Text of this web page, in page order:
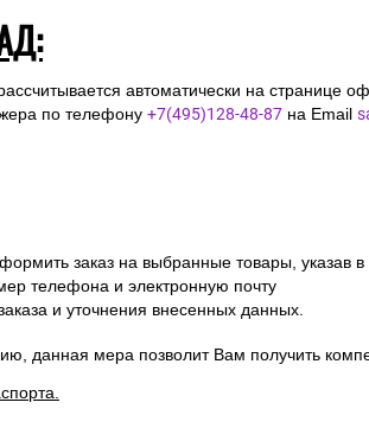
автоматически на странице
по телефону +7(495)128-48-87 на Email
заказ на выбранные товары, указав
телефона и электронную почту
и уточнения внесенных данных.
данная мера позволит Вам получить